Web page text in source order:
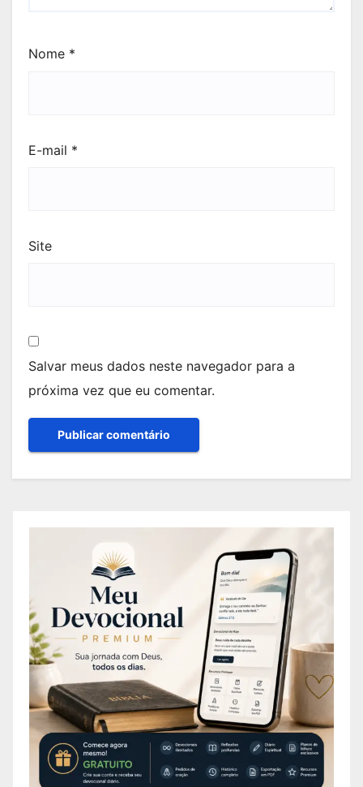
Nome *
E-mail *
Site
Salvar meus dados neste navegador para a
próxima vez que eu comentar.